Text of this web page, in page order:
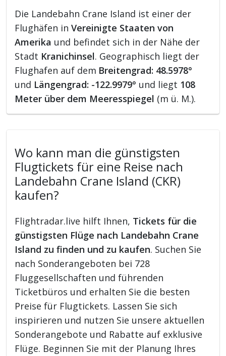
Die Landebahn Crane Island ist einer der
Flughäfen inVereinigte Staaten von
Amerika und befindet sich in der Nähe der
Stadt Kranichinsel. Geographisch liegt der
Flughafen auf dem Breitengrad: 48.5978°
und Längengrad: -122.9979° und liegt 108
Meter über dem Meeresspiegel (m ü. M.).
Wo kann man die günstigsten
Flugtickets für eine Reise nach
Landebahn Crane Island (CKR)
kaufen?
Flightradar.live hilft Ihnen, Tickets für die
günstigsten Flüge nach Landebahn Crane
Island zu finden und zu kaufen. Suchen Sie
nach Sonderangeboten bei 728
Fluggesellschaften und führenden
Ticketbüros und erhalten Sie die besten
Preise für Flugtickets. Lassen Sie sich
inspirieren und nutzen Sie unsere aktuellen
Sonderangebote und Rabatte auf exklusive
Flüge. Beginnen Sie mit der Planung Ihres